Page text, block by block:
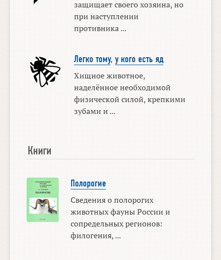
защищает своего хозяина, но
при наступлении
противника ...
Легко тому, у кого есть яд
Хищное животное,
наделённое необходимой
физической силой, крепкими
зубами и ...
Книги
Полорогие
Сведения о полорогих
животных фауны России и
сопредельных регионов:
филогения, ...